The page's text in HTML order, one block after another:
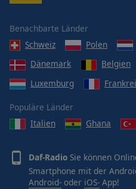
Benachbarte Länder
Schweiz
Polen
Dänemark
Belgien
Luxemburg
Populäre Länder
Italien
Ghana
Daf-Radio Sie können
Smartphone mit der
Android- oder iOS- App!